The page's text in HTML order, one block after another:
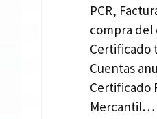
PCR,
compra del
Certificado
Cuentas
Certificado
Mercantil…